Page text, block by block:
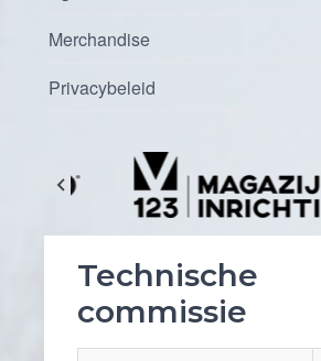
Merchandise
Privacybeleid
Technische
commissie